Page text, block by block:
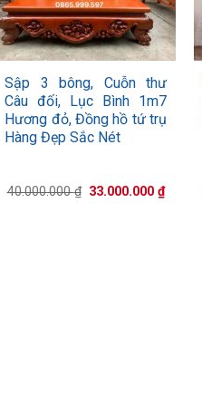
₫.
+
Sập 3 bông, Cuỗn thư
Câu đối, Lục Bình 1m7
Hương đỏ, Đồng hồ tứ trụ
Hàng Đẹp Sắc Nét
40.000.000₫ Giá
33.000.000 ₫Giá
hiện